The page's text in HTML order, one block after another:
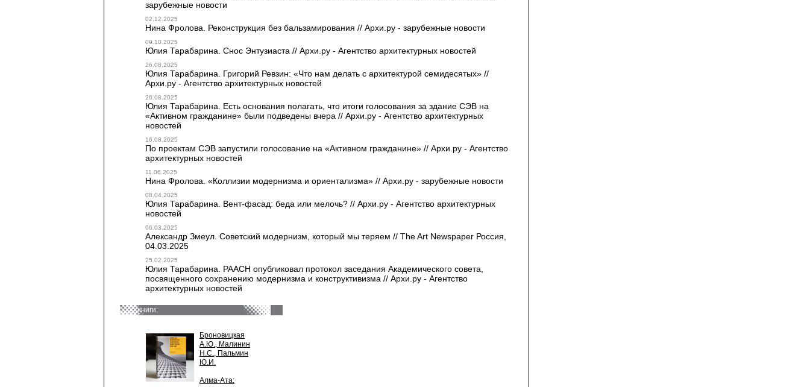
зарубежные новости
02.12.2025
Нина Фролова. Реконструкция без бальзамирования // Архи.ру - зарубежные новости
09.10.2025
Юлия Тарабарина. Снос Энтузиаста // Архи.ру - Агентство архитектурных новостей
26.08.2025
Юлия Тарабарина. Григорий Ревзин: «Что нам делать с архитектурой семидесятых» //
Архи.ру - Агентство архитектурных новостей
26.08.2025
Юлия Тарабарина. Есть основания полагать, что итоги голосования за здание СЭВ на
«Активном гражданине» были подведены вчера // Архи.ру - Агентство архитектурных
новостей
16.08.2025
По проектам СЭВ запустили голосование на «Активном гражданине» // Архи.ру - Агентство
архитектурных новостей
11.06.2025
Нина Фролова. «Коллизии модернизма и ориентализма» // Архи.ру - зарубежные новости
08.04.2025
Юлия Тарабарина. Вент-фасад: беда или мелочь? // Архи.ру - Агентство архитектурных
новостей
06.03.2025
Александр Змеул. Советский модернизм, который мы теряем // The Art Newspaper Россия,
04.03.2025
25.02.2025
Юлия Тарабарина. РААСН опубликовал протокол заседания Академического совета,
посвященного сохранению модернизма и конструктивизма // Архи.ру - Агентство
архитектурных новостей
книги:
Броновицкая
А.Ю., Малинин
Н.С., Пальмин
Ю.И.
Алма-Ата: